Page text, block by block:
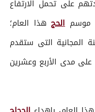
على تحمل الارتفاع
موسمالحجهذا العام؛
المجانية التى ستقدم
مدى الأربع وعشرين